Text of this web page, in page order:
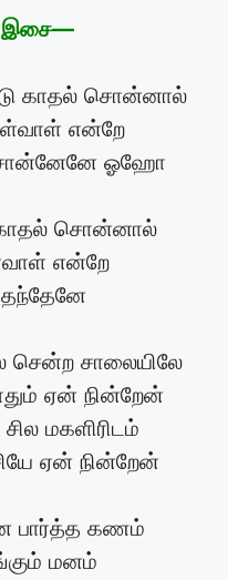
இசை—
காதல் சொன்னால்
என்றே
ஓஹோ
காதல் சொன்னால்
என்றே
தந்தேனே
சென்ற சாலையிலே
ஏன் நின்றேன்
மகளிரிடம்
ஏன் நின்றேன்
பார்த்த கணம்
மனம்